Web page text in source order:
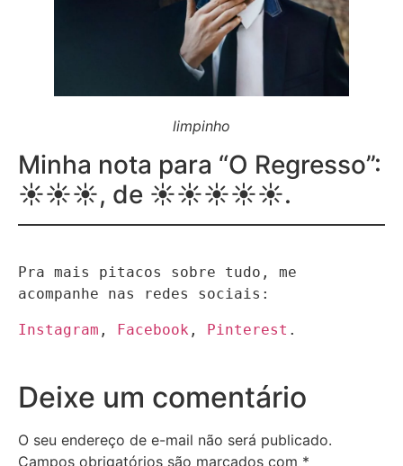
limpinho
Minha nota para “O Regresso”:
☀☀☀, de ☀☀☀☀☀.
Pra mais pitacos sobre tudo, me
acompanhe nas redes sociais:
Instagram , Facebook , Pinterest .
Deixe um comentário
O seu endereço de e-mail não será publicado.
Campos obrigatórios são marcados com *